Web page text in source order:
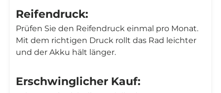
Reifendruck:
Prüfen Sie den Reifendruck einmal pro Monat.
Mit dem richtigen Druck rollt das Rad leichter
und der Akku hält länger.
Erschwinglicher Kauf: